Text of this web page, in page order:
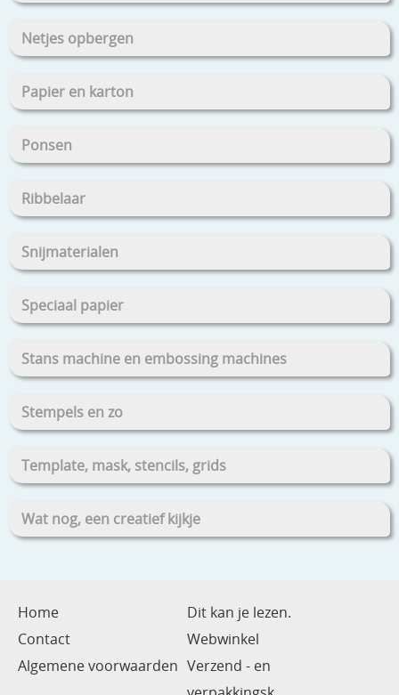
Netjes opbergen
Papier en karton
Ponsen
Ribbelaar
Snijmaterialen
Speciaal papier
Stans machine en embossing machines
Stempels en zo
Template, mask, stencils, grids
Wat nog, een creatief kijkje
Home
Dit kan je lezen.
Contact
Webwinkel
Algemene voorwaarden Verzend - en